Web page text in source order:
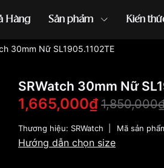
Hàng Sản phẩm Kiến
30mm Nữ SL1905.1102TE
SRWatch 30mm Nữ
1,665,000₫
Thương hiệu: SRWatch Mã sản
Hướng dẫn chọn size